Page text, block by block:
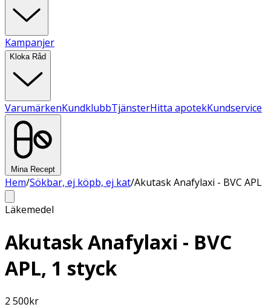
Kampanjer
Kloka Råd
VarumärkenKundklubbTjänsterHitta apotekKundservice
Mina Recept
Hem/Sökbar, ej köpb, ej kat/Akutask Anafylaxi - BVC APL
Läkemedel
Akutask Anafylaxi - BVC
APL, 1 styck
2 500kr